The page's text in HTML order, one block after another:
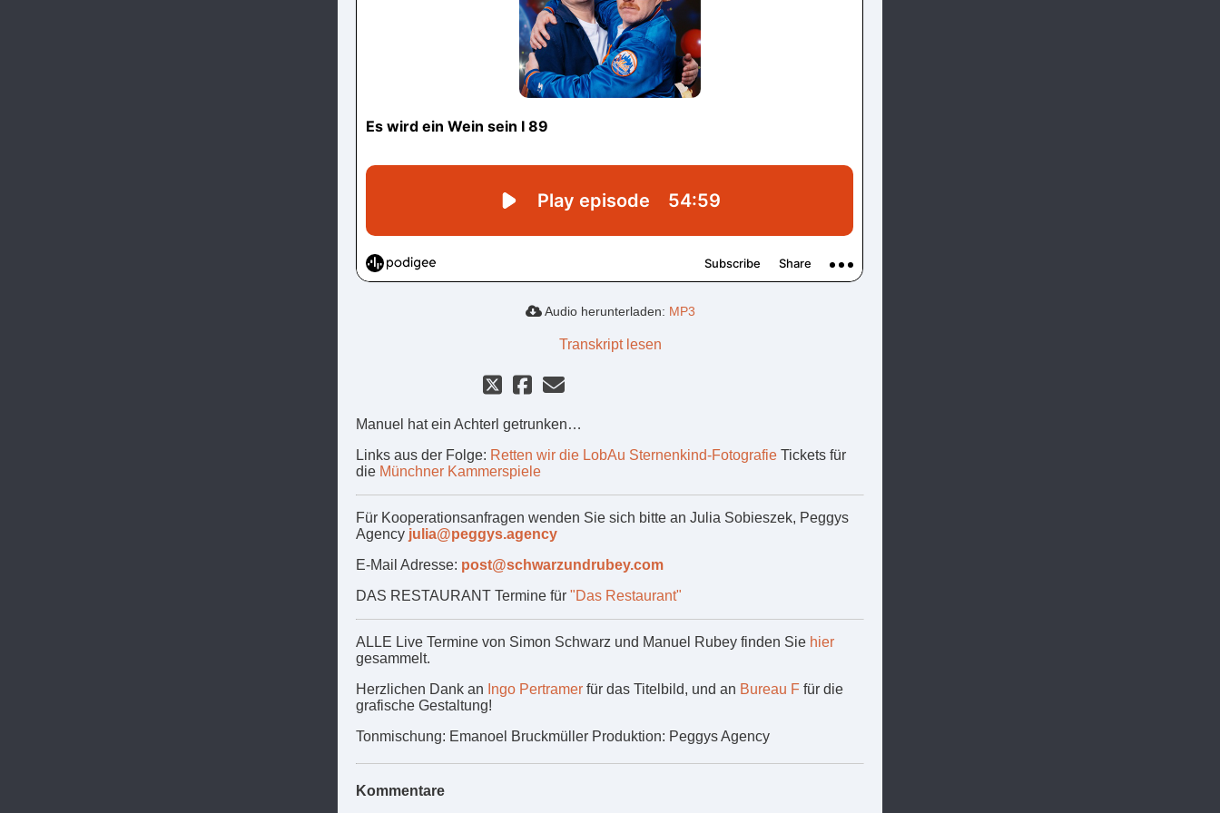
Audio herunterladen: MP3
Transkript lesen
Manuel hat ein Achterl getrunken…
Links aus der Folge: Retten wir die LobAu Sternenkind-Fotografie Tickets für
die Münchner Kammerspiele
Für Kooperationsanfragen wenden Sie sich bitte an Julia Sobieszek, Peggys
Agency julia@peggys.agency
E-Mail Adresse: post@schwarzundrubey.com
DAS RESTAURANT Termine für "Das Restaurant"
ALLE Live Termine von Simon Schwarz und Manuel Rubey finden Sie hier
gesammelt.
Herzlichen Dank an Ingo Pertramer für das Titelbild, und an Bureau F für die
grafische Gestaltung!
Tonmischung: Emanoel Bruckmüller Produktion: Peggys Agency
Kommentare